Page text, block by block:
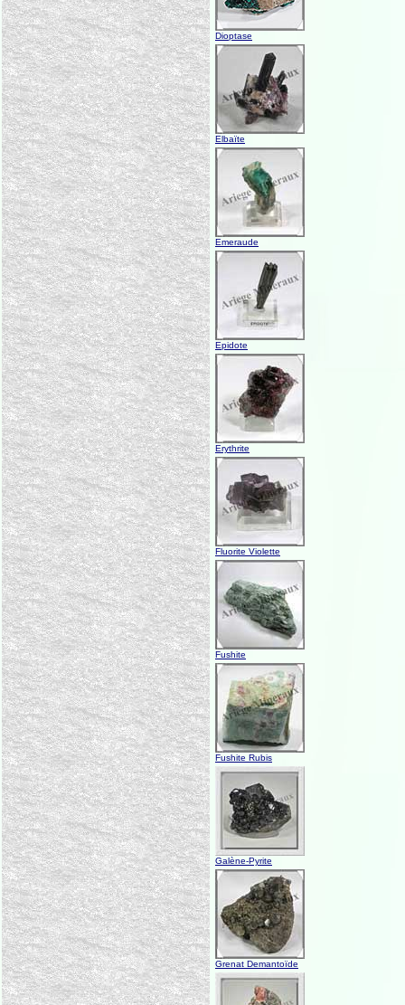
Dioptase
Elbaïte
Emeraude
Epidote
Erythrite
Fluorite Violette
Fushite
Fushite Rubis
Galène-Pyrite
Grenat Demantoïde